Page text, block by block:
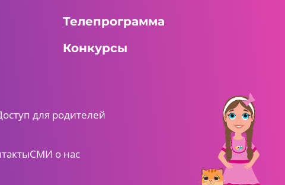
Телепрограмма
Конкурсы
для родителей
СМИ о нас